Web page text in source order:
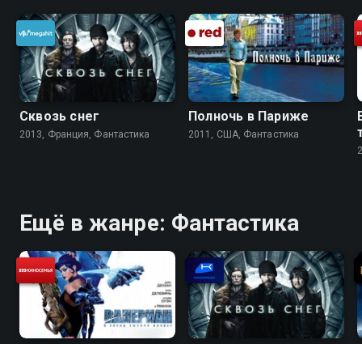
Сквозь снег
2013, Франция, Фантастика
Полночь в Париже
2011, США, Фантастика
Ещё в жанре: Фантастика